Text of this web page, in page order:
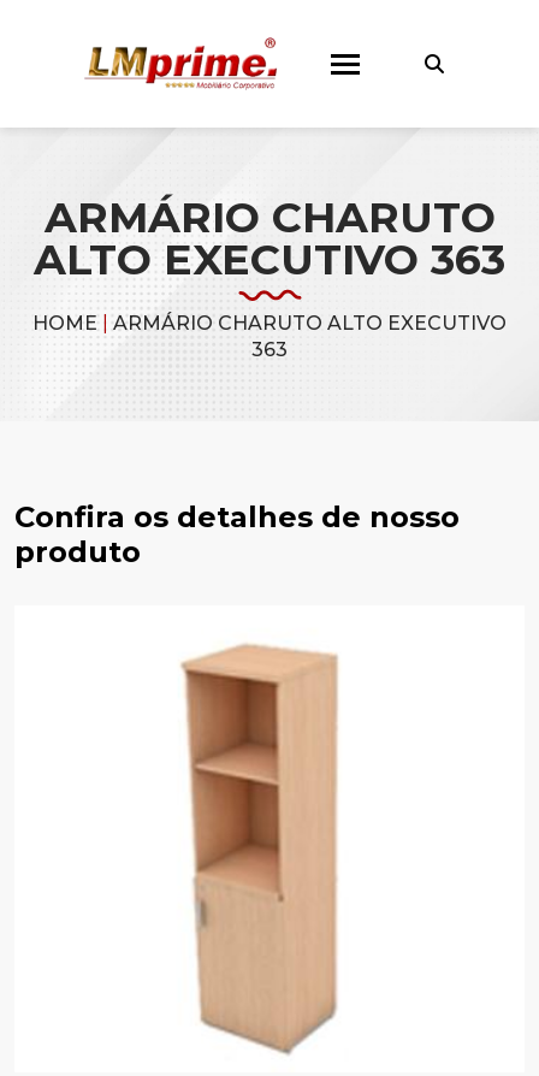
ARMÁRIO CHARUTO
ALTO EXECUTIVO 363
HOME|ARMÁRIO CHARUTO ALTO EXECUTIVO
363
Confira os detalhes de nosso
produto